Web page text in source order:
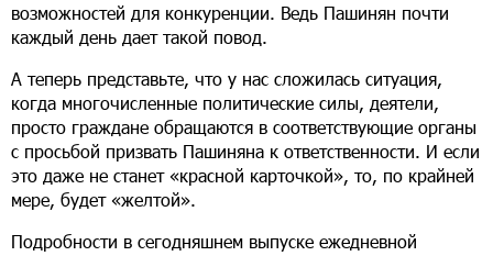
возможностей для конкуренции. Ведь Пашинян почти
каждый день дает такой повод.
А теперь представьте, что у нас сложилась ситуация,
когда многочисленные политические силы, деятели,
просто граждане обращаются в соответствующие органы
с просьбой призвать Пашиняна к ответственности. И если
это даже не станет «красной карточкой», то, по крайней
мере, будет «желтой».
Подробности в сегодняшнем выпуске ежедневной